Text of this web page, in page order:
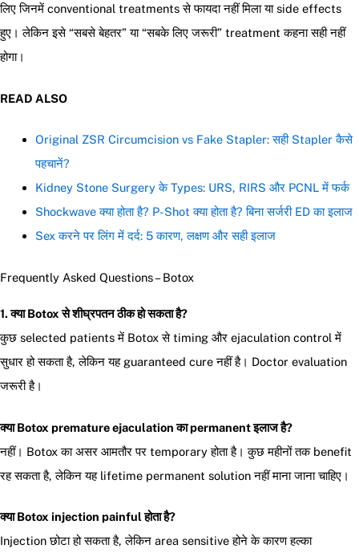
लिए जिनमें conventional treatments से फायदा नहीं मिला या side effects
हुए। लेकिन इसे “सबसे बेहतर” या “सबके लिए जरूरी” treatment कहना सही नहीं
होगा।
READ ALSO
Original ZSR Circumcision vs Fake Stapler: सही Stapler कैसे
पहचानें?
Kidney Stone Surgery के Types: URS, RIRS और PCNL में फर्क
Shockwave क्या होता है? P-Shot क्या होता है? बिना सर्जरी ED का इलाज
Sex करने पर लिंग में दर्द: 5 कारण, लक्षण और सही इलाज
Frequently Asked Questions – Botox
1. क्या Botox से शीघ्रपतन ठीक हो सकता है?
कुछ selected patients में Botox से timing और ejaculation control में
सुधार हो सकता है, लेकिन यह guaranteed cure नहीं है। Doctor evaluation
जरूरी है।
क्या Botox premature ejaculation का permanent इलाज है?
नहीं। Botox का असर आमतौर पर temporary होता है। कुछ महीनों तक benefit
रह सकता है, लेकिन यह lifetime permanent solution नहीं माना जाना चाहिए।
क्या Botox injection painful होता है?
Injection छोटा हो सकता है, लेकिन area sensitive होने के कारण हल्का